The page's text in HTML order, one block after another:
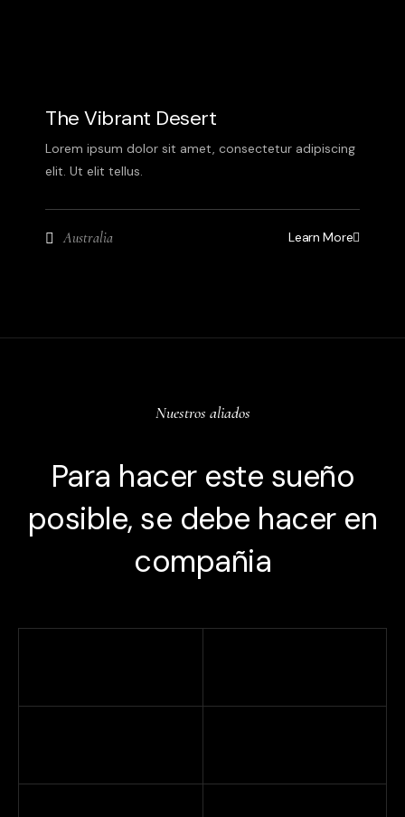
The Vibrant Desert
Lorem ipsum dolor sit amet, consectetur adipiscing
elit. Ut elit tellus.
Australia Learn More
Nuestros aliados
Para hacer este sueño
posible, se debe hacer en
compañia